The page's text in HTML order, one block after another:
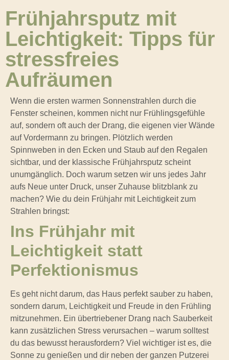
Frühjahrsputz mit
Leichtigkeit: Tipps für
stressfreies
Aufräumen
Wenn die ersten warmen Sonnenstrahlen durch die
Fenster scheinen, kommen nicht nur Frühlingsgefühle
auf, sondern oft auch der Drang, die eigenen vier Wände
auf Vordermann zu bringen. Plötzlich werden
Spinnweben in den Ecken und Staub auf den Regalen
sichtbar, und der klassische Frühjahrsputz scheint
unumgänglich. Doch warum setzen wir uns jedes Jahr
aufs Neue unter Druck, unser Zuhause blitzblank zu
machen? Wie du dein Frühjahr mit Leichtigkeit zum
Strahlen bringst:
Ins Frühjahr mit
Leichtigkeit statt
Perfektionismus
Es geht nicht darum, das Haus perfekt sauber zu haben,
sondern darum, Leichtigkeit und Freude in den Frühling
mitzunehmen. Ein übertriebener Drang nach Sauberkeit
kann zusätzlichen Stress verursachen – warum solltest
du das bewusst herausfordern? Viel wichtiger ist es, die
Sonne zu genießen und dir neben der ganzen Putzerei